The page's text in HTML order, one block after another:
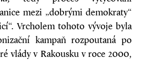
mezi „dobrými demokraty“
Vrcholem tohoto vývoje byla
kampaň rozpoutaná po
vlády v Rakousku v roce 2000,